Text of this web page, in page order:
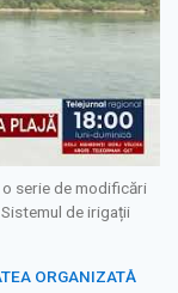
serie de modificări
de irigații
ORGANIZATĂ